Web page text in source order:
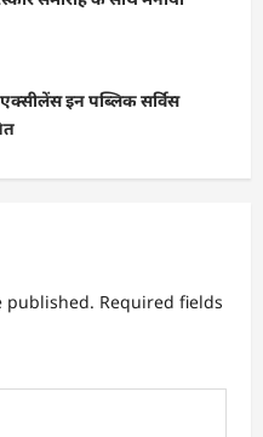
इन पब्लिक सर्विस
published. Required fields